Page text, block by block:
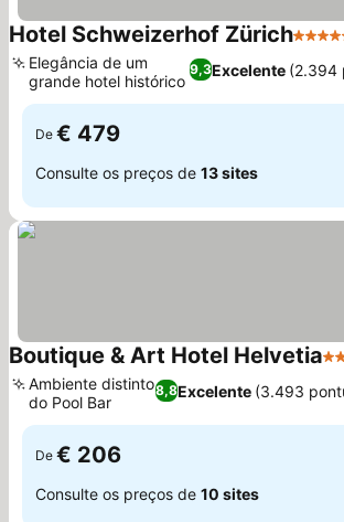
Hotel Schweizerhof Zürich5
9,3Excelente (2.394
Elegância de um
grande hotel histórico
De € 479
Consulte os preços de 13 sites
Boutique & Art Hotel Helvetia3
8,8Excelente (3.493
Ambiente distinto
do Pool Bar
De € 206
Consulte os preços de 10 sites